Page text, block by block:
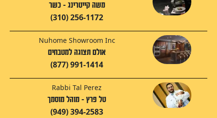
משה קייטרינג - כשר
(310) 256-1172
Nuhome Showroom Inc
אולם תצוגה למטבחים
(877) 991-1414
Rabbi Tal Perez
טל פרץ - מוהל מוסמך
(949) 394-2583